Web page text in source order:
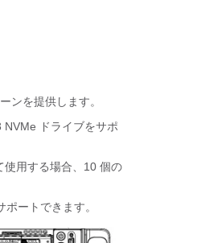
ンを提供します。
NVMe ドライブをサポ
使用する場合、10 個の
ートできます。